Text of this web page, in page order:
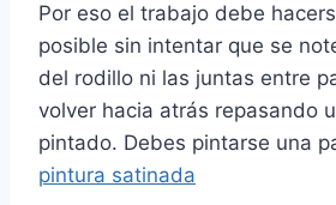
Por eso el trabajo debe
posible sin intentar que se
del rodillo ni las juntas entre
volver hacia atrás repasando
pintado. Debes pintarse una
pintura satinada